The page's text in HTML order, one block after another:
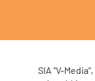
SIA “V-